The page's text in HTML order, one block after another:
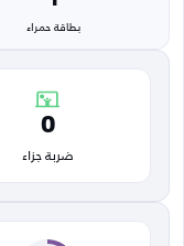
بطاقة حمراء
0
ضربة جزاء